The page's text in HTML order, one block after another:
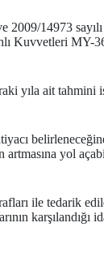
2009/14973
Kuvvetleri
yıla ait tahmini
yol
ile tedarik
karşılandığı